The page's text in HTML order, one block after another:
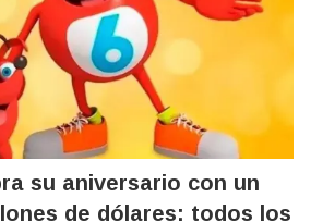
su aniversario con un
de dólares: todos los